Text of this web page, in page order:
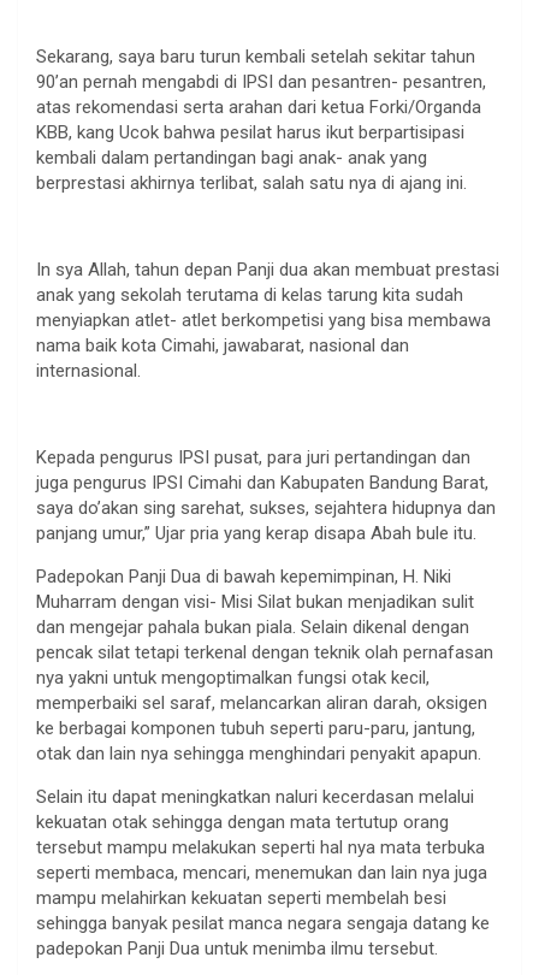
Sekarang, saya baru turun kembali setelah sekitar tahun
90’an pernah mengabdi di IPSI dan pesantren- pesantren,
atas rekomendasi serta arahan dari ketua Forki/Organda
KBB, kang Ucok bahwa pesilat harus ikut berpartisipasi
kembali dalam pertandingan bagi anak- anak yang
berprestasi akhirnya terlibat, salah satu nya di ajang ini.
In sya Allah, tahun depan Panji dua akan membuat prestasi
anak yang sekolah terutama di kelas tarung kita sudah
menyiapkan atlet- atlet berkompetisi yang bisa membawa
nama baik kota Cimahi, jawabarat, nasional dan
internasional.
Kepada pengurus IPSI pusat, para juri pertandingan dan
juga pengurus IPSI Cimahi dan Kabupaten Bandung Barat,
saya do’akan sing sarehat, sukses, sejahtera hidupnya dan
panjang umur,” Ujar pria yang kerap disapa Abah bule itu.
Padepokan Panji Dua di bawah kepemimpinan, H. Niki
Muharram dengan visi- Misi Silat bukan menjadikan sulit
dan mengejar pahala bukan piala. Selain dikenal dengan
pencak silat tetapi terkenal dengan teknik olah pernafasan
nya yakni untuk mengoptimalkan fungsi otak kecil,
memperbaiki sel saraf, melancarkan aliran darah, oksigen
ke berbagai komponen tubuh seperti paru-paru, jantung,
otak dan lain nya sehingga menghindari penyakit apapun.
Selain itu dapat meningkatkan naluri kecerdasan melalui
kekuatan otak sehingga dengan mata tertutup orang
tersebut mampu melakukan seperti hal nya mata terbuka
seperti membaca, mencari, menemukan dan lain nya juga
mampu melahirkan kekuatan seperti membelah besi
sehingga banyak pesilat manca negara sengaja datang ke
padepokan Panji Dua untuk menimba ilmu tersebut.